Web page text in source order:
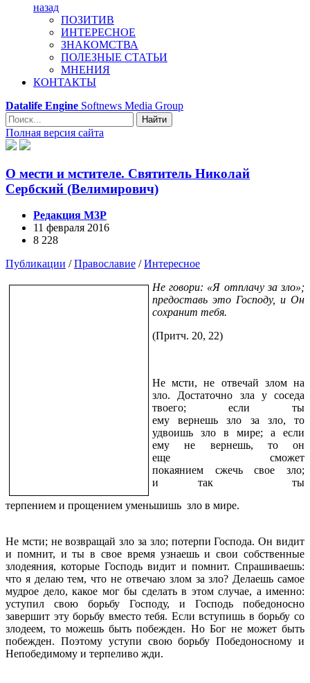
назад
ПОЗИТИВ
ИНТЕРЕСНОЕ
ЗНАКОМСТВА
ПОЛЕЗНЫЕ СТАТЬИ
МНЕНИЯ
КОНТАКТЫ
Datalife Engine Softnews Media Group
Найти
Полная версия сайта
О мести и мстителе. Святитель Николай
Сербский (Велимирович)
Редакция М3Р
11 февраля 2016
8 228
Публикации /Православие /Интересное
Не говори: «Я отплачу за зло»;
предоставь это Господу, и Он
сохранит тебя.
(Притч. 20, 22)
Не мсти, не отвечай злом на
зло. Достаточно зла у соседа
твоего; если ты
ему вернешь зло за зло, то
удвоишь зло в мире; а если
ему не вернешь, то он
еще сможет
покаянием сжечь свое зло;
и так ты
терпением и прощением уменьшишь зло в мире.
Не мсти; не возвращай зло за зло; потерпи Господа. Он видит
и помнит, и ты в свое время узнаешь и свои собственные
злодеяния, которые Господь видит и помнит. Спрашиваешь:
что я делаю тем, что не отвечаю злом за зло? Делаешь самое
мудрое дело, какое мог бы сделать в этом случае, а именно:
уступил свою борьбу Господу, и Господь победоносно
завершит эту борьбу вместо тебя. Если вступишь в борьбу со
злодеем, то можешь быть побежден. Но Бог не может быть
побежден. Поэтому уступи свою борьбу Победоносному и
Непобедимому и терпеливо жди.